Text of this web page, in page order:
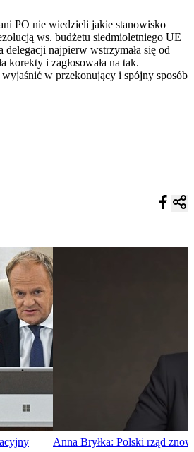
PO nie wiedzieli jakie stanowisko
ws. budżetu siedmioletniego UE
delegacji najpierw wstrzymała się od
korekty i zagłosowała na tak.
w przekonujący i spójny sposób
Anna Bryłka: Polski rząd